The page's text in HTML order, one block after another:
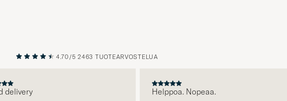
EDELLINEN
4.70/5 2463 TUOTEARVOSTELUA
Helppoa. Nopeaa.